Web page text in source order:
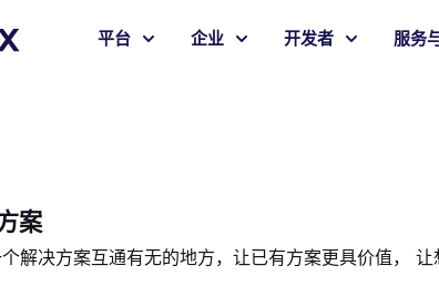
平台 企业 开发者 服务
案
解决方案互通有无的地方，让已有方案更具价值，